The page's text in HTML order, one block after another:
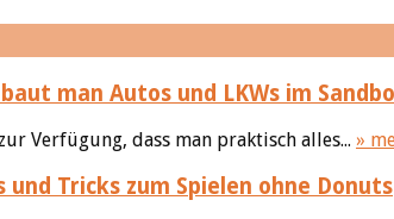
man Autos und LKWs im
Verfügung, dass man praktisch alles... »
und Tricks zum Spielen ohne Donuts